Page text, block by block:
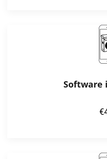
Software